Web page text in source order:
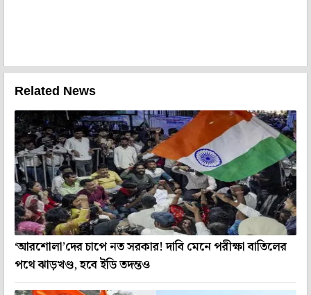
Related News
‘আরশোলা’দের চাপে নত সরকার! দাবি মেনে পরীক্ষা বাতিলের
পথে ঝাড়খণ্ড, হবে ইডি তদন্তও